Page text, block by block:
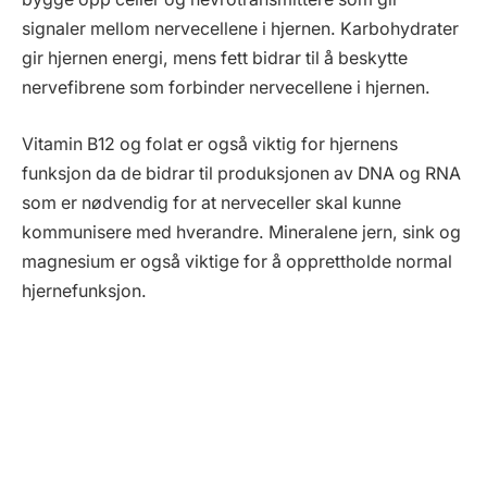
signaler mellom nervecellene i hjernen. Karbohydrater
gir hjernen energi, mens fett bidrar til å beskytte
nervefibrene som forbinder nervecellene i hjernen.
Vitamin B12 og folat er også viktig for hjernens
funksjon da de bidrar til produksjonen av DNA og RNA
som er nødvendig for at nerveceller skal kunne
kommunisere med hverandre. Mineralene jern, sink og
magnesium er også viktige for å opprettholde normal
hjernefunksjon.